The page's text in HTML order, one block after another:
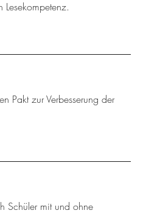
Pakt zur Verbesserung der
Schüler mit und ohne